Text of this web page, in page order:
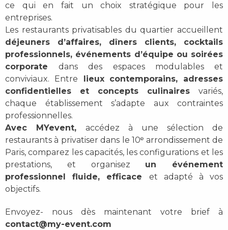
ce qui en fait un choix stratégique pour les
entreprises.
Les restaurants privatisables du quartier accueillent
déjeuners d’affaires, dîners clients, cocktails
professionnels, événements d’équipe ou soirées
corporatedans des espaces modulables et
conviviaux. Entre lieux contemporains, adresses
confidentielles et concepts culinaires variés,
chaque établissement s’adapte aux contraintes
professionnelles.
Avec MYevent, accédez à une sélection de
restaurants à privatiser dans le 10ᵉ arrondissement de
Paris, comparez les capacités, les configurations et les
prestations, et organisez un événement
professionnel fluide, efficace et adapté à vos
objectifs.
Envoyez- nous dès maintenant votre brief à
contact@my-event.com